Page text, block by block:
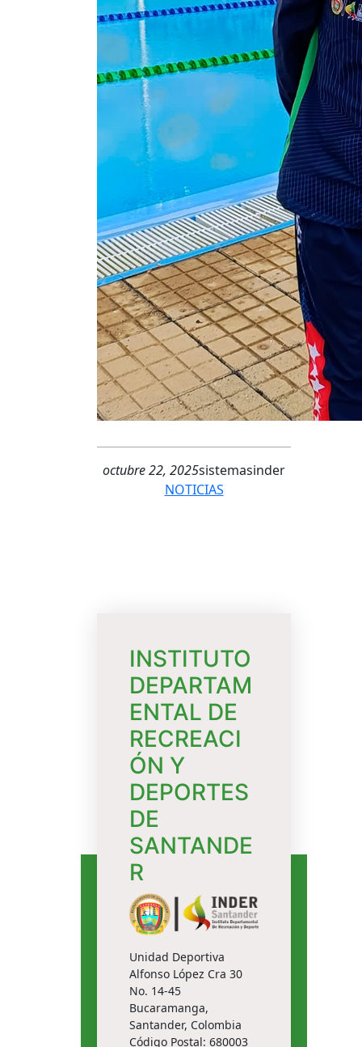
octubre 22, 2025sistemasinder
NOTICIAS
INSTITUTO
DEPARTAM
ENTAL DE
RECREACI
ÓN Y
DEPORTES
DE
SANTANDE
R
Unidad Deportiva
Alfonso López Cra 30
No. 14-45
Bucaramanga,
Santander, Colombia
Código Postal: 680003